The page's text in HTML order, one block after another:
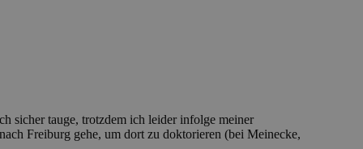
sicher tauge, trotzdem ich leider infolge meiner
Freiburg gehe, um dort zu doktorieren (bei Meinecke,